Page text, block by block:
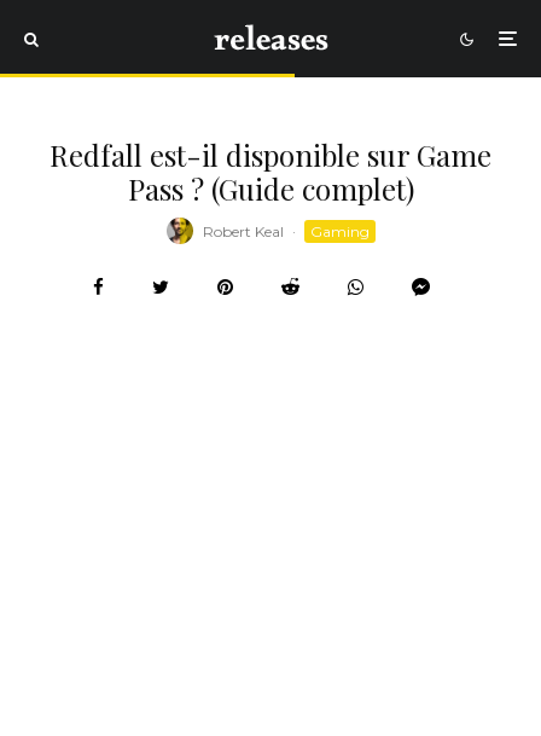
Redfall est-il disponible sur Game
Pass ? (Guide complet)
Robert Keal · Gaming